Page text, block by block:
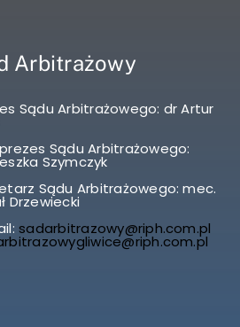
Arbitrażowy
Sądu Arbitrażowego: dr Artur
Sądu Arbitrażowego:
Szymczyk
Sądu Arbitrażowego: mec.
Drzewiecki
sadarbitrazowy@riph.com.pl